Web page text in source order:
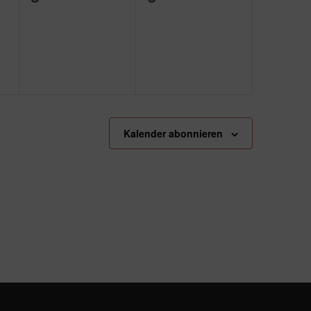
Kalender abonnieren